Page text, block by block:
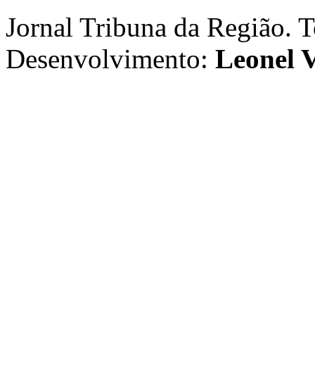
Jornal Tribuna da Região.
Desenvolvimento: Leonel